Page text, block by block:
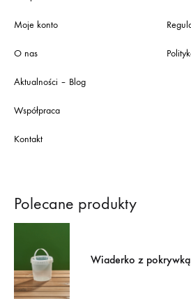
Moje konto
O nas
Aktualności – Blog
Współpraca
Kontakt
Polecane produkty
Wiaderko z